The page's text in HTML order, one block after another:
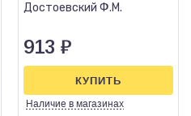
Достоевский Ф.М.
913 ₽
Наличие в магазинах
КУПИТЬ